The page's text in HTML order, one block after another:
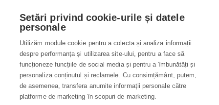
Cum cumpăr
Contact
Contactați-ne
info@robotworld.ro
Setări privind cookie-urile și datele
personale
Utilizăm module cookie pentru a colecta și analiza informații
despre performanța și utilizarea site-ului, pentru a face să
funcționeze funcțiile de social media și pentru a îmbunătăți și
personaliza conținutul și reclamele. Cu consimțământ, putem,
de asemenea, transfera anumite informații personale către
platforme de marketing în scopuri de marketing.